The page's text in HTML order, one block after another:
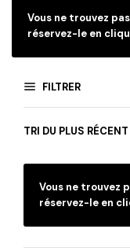
Vous ne trouvez
réservez-le en
FILTRER
Vous ne trouvez
réservez-le en